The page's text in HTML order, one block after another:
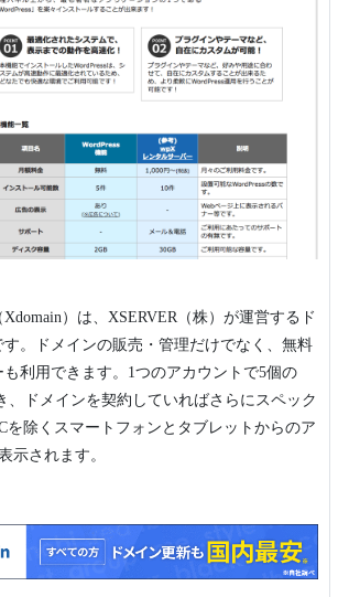
）は、XSERVER（株）が運営するド
す。ドメインの販売・管理だけでなく、無料
利用できます。1つのアカウントで5個の
、ドメインを契約していればさらにスペック
を除くスマートフォンとタブレットからのア
示されます。